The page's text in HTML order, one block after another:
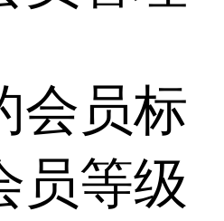
会员标
员等级